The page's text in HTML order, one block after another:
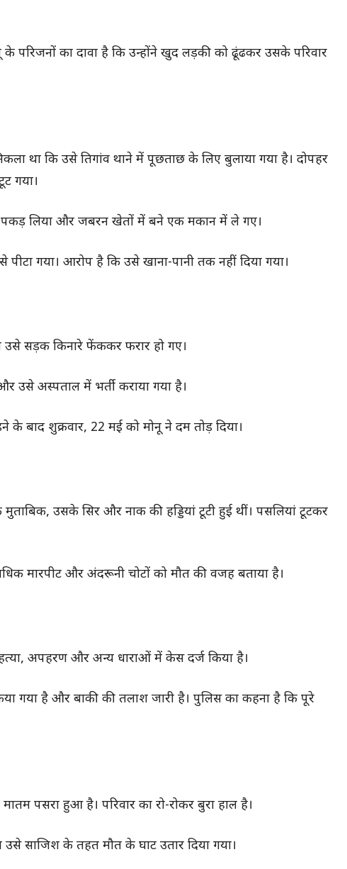
परिजनों का दावा है कि उन्होंने खुद लड़की को ढूंढकर उसके परिवार
था कि उसे तिगांव थाने में पूछताछ के लिए बुलाया गया है। दोपहर
गया।
पकड़ लिया और जबरन खेतों में बने एक मकान में ले गए।
गया। आरोप है कि उसे खाना-पानी तक नहीं दिया गया।
उसे सड़क किनारे फेंककर फरार हो गए।
उसे अस्पताल में भर्ती कराया गया है।
बाद शुक्रवार, 22 मई को मोनू ने दम तोड़ दिया।
मुताबिक, उसके सिर और नाक की हड्डियां टूटी हुई थीं। पसलियां टूटकर
मारपीट और अंदरूनी चोटों को मौत की वजह बताया है।
अपहरण और अन्य धाराओं में केस दर्ज किया है।
गया है और बाकी की तलाश जारी है। पुलिस का कहना है कि पूरे
पसरा हुआ है। परिवार का रो-रोकर बुरा हाल है।
साजिश के तहत मौत के घाट उतार दिया गया।